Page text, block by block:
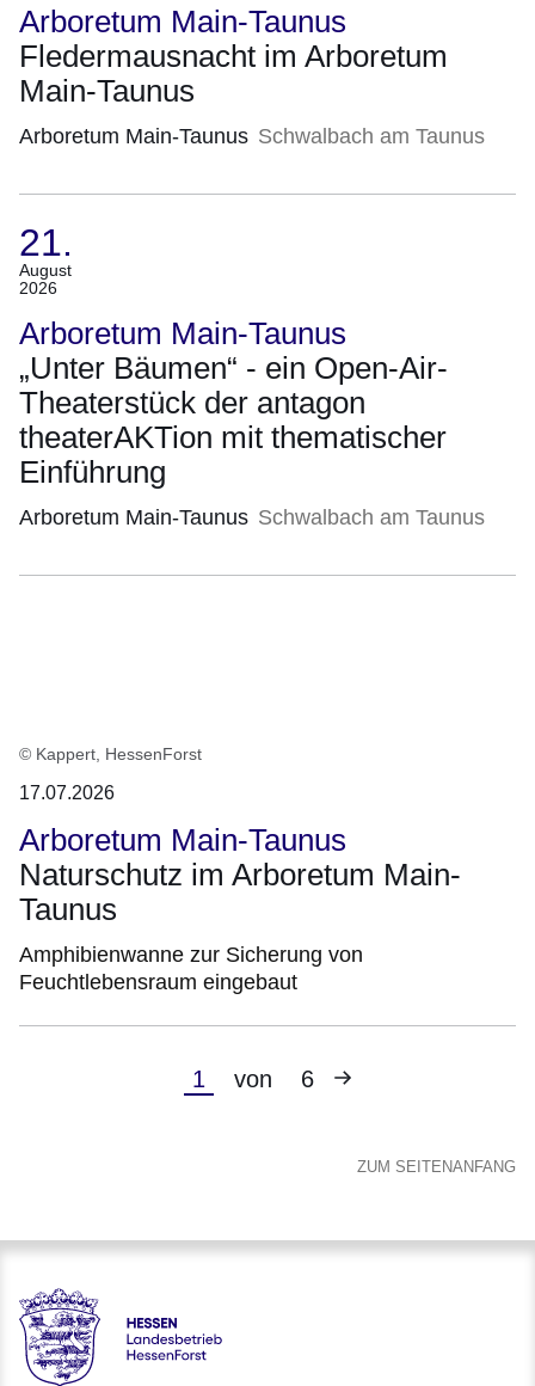
August
2026)
Arboretum Main-Taunus
Fledermausnacht im Arboretum
Main-Taunus
Arboretum Main-Taunus Schwalbach am Taunus
21.
August
2026
(Termin:
21.
August
Arboretum Main-Taunus
„Unter Bäumen“ - ein Open-Air-
Theaterstück der antagon
theaterAKTion mit thematischer
Einführung
Arboretum Main-Taunus Schwalbach am Taunus
© Kappert, HessenForst
17.07.2026
Arboretum Main-Taunus
Naturschutz im Arboretum Main-
Taunus
Amphibienwanne zur Sicherung von
Feuchtlebensraum eingebaut
Aktuelle
1 von 6
Nächste
ZUM SEITENANFANG
Hessen - Landesbetrieb HessenForst